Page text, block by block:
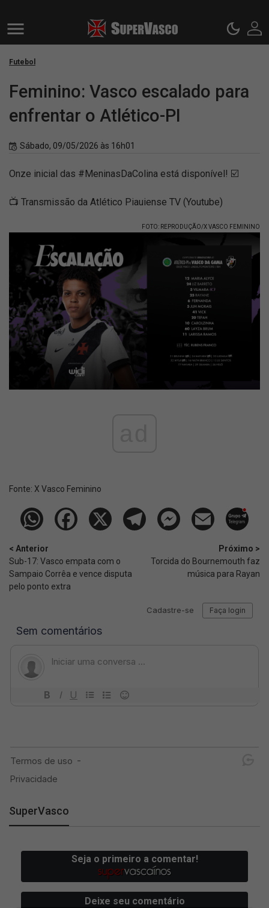
Futebol
Feminino: Vasco escalado para
enfrentar o Atlético-PI
Sábado, 09/05/2026 às 16h01
Onze inicial das #MeninasDaColina está disponível! ☑️
📺 Transmissão da Atlético Piauiense TV (Youtube)
FOTO: REPRODUÇÃO/X VASCO FEMININO
Fonte: X Vasco Feminino
< Anterior
Sub-17: Vasco empata com o
Sampaio Corrêa e vence disputa
pelo ponto extra
Próximo >
Torcida do Bournemouth faz
música para Rayan
SuperVasco